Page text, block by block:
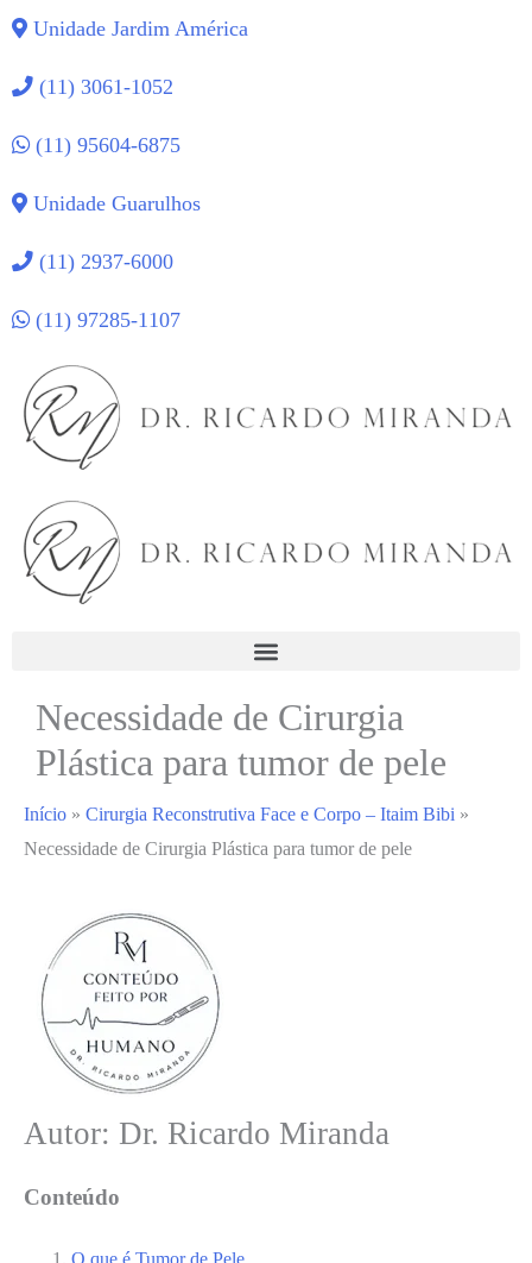
Unidade Jardim América
(11) 3061-1052
(11) 95604-6875
Unidade Guarulhos
(11) 2937-6000
(11) 97285-1107
Necessidade de Cirurgia
Plástica para tumor de pele
Início » Cirurgia Reconstrutiva Face e Corpo – Itaim Bibi »
Necessidade de Cirurgia Plástica para tumor de pele
Autor: Dr. Ricardo Miranda
Conteúdo
O que é Tumor de Pele